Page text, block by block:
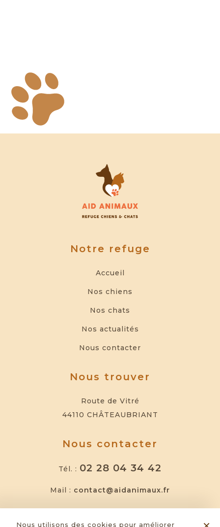
Nous utilisons des cookies pour améliorer
Notre refuge
Accueil
Nos chiens
Nos chats
Nos actualités
Nous contacter
Nous trouver
Route de Vitré
44110 CHÂTEAUBRIANT
Nous contacter
Tél. : 02 28 04 34 42
Mail : contact@aidanimaux.fr
Nous suivre